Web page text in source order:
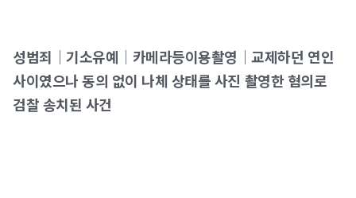
성범죄│기소유예│카메라등이용촬영│교제하던 연인
사이였으나 동의 없이 나체 상태를 사진 촬영한 혐의로
검찰 송치된 사건